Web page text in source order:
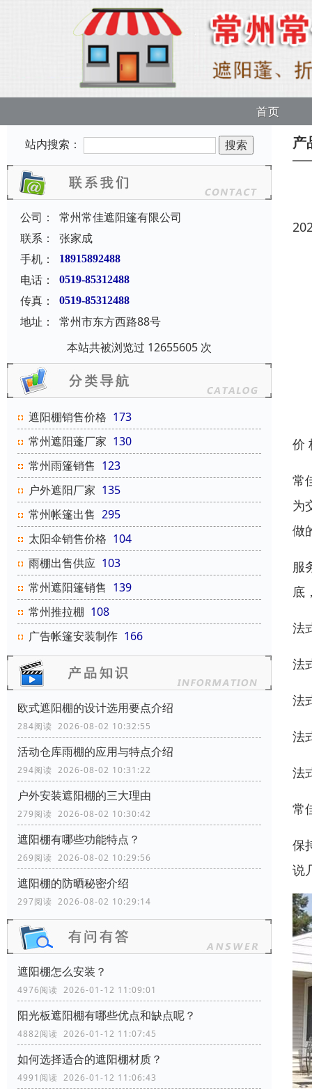
首页
站内搜索：
公司：
常州常佳遮阳篷有限公司
联系：
张家成
手机：
18915892488
电话： 0519-85312488
传真： 0519-85312488
地址：
常州市东方西路88号
本站共被浏览过 12655605 次
遮阳棚销售价格 173
常州遮阳蓬厂家 130
常州雨篷销售 123
户外遮阳厂家 135
常州帐篷出售 295
太阳伞销售价格 104
雨棚出售供应 103
常州遮阳篷销售 139
常州推拉棚 108
广告帐篷安装制作 166
欧式遮阳棚的设计选用要点介绍
284阅读 2026-08-02 10:32:55
活动仓库雨棚的应用与特点介绍
294阅读 2026-08-02 10:31:22
户外安装遮阳棚的三大理由
279阅读 2026-08-02 10:30:42
遮阳棚有哪些功能特点？
269阅读 2026-08-02 10:29:56
遮阳棚的防晒秘密介绍
297阅读 2026-08-02 10:29:14
遮阳棚怎么安装？
4976阅读 2026-01-12 11:09:01
阳光板遮阳棚有哪些优点和缺点呢？
4882阅读 2026-01-12 11:07:45
如何选择适合的遮阳棚材质？
4991阅读 2026-01-12 11:06:43
产
价
常
为
做
服
底
法
法
法
法
法
常
保
说